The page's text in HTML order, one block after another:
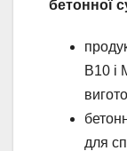
бетонної
В10 і
для